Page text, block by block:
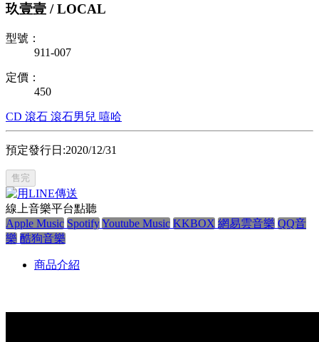
玖壹壹 / LOCAL
型號：
911-007
定價：
450
CD 滾石 滾石男兒 嘻哈
預定發行日:2020/12/31
售完
線上音樂平台點聽
Apple Music SpotifyYoutube Music KKBOX 網易雲音樂 QQ音
樂 酷狗音樂
商品介紹